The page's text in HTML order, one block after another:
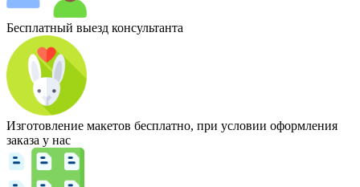
Бесплатный выезд консультанта
Изготовление макетов бесплатно, при условии оформления
заказа у нас